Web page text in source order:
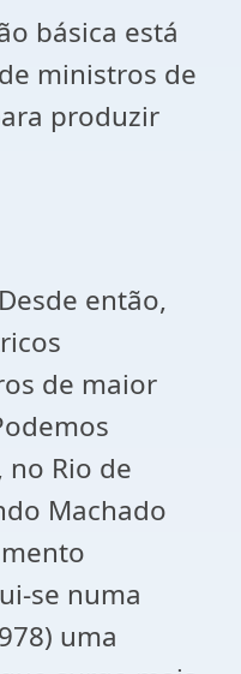
básica está
ministros de
produzir
então,
de maior
Rio de
Machado
se numa
uma